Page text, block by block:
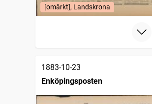
[omärkt], Landskrona
1883-10-23
Enköpingsposten